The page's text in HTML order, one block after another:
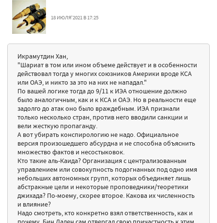
18 ИЮЛЯ'2021 В 17:25
Икрамутдин Хан,
"Шариат в том или ином объеме действует и в особенности
действовал тогда у многих союзников Америки вроде КСА
или ОАЭ, и никто за это на них не нападал."
По вашей логике тогда до 9/11 к ИЭА отношение должно
было аналогичным, как и к КСА и ОАЭ. Но в реальности еще
задолго до атак оно было враждебным. ИЭА признали
только несколько стран, против него вводили санкции и
вели жесткую пропаганду.
А вот убирать конспирологию не надо. Официальное
версия произошедшего абсурдна и не способна объяснить
множество фактов и несостыковок.
Кто такие аль-Каида? Организация с централизованным
управлением или совокупность подогнанных под одно имя
небольших автономных групп, которых объединяет лишь
абстракные цели и некоторые проповедники/теоретики
джихада? По-моему, скорее второе. Какова их численность
и влияние?
Надо смотреть, кто конкретно взял ответственность, как и